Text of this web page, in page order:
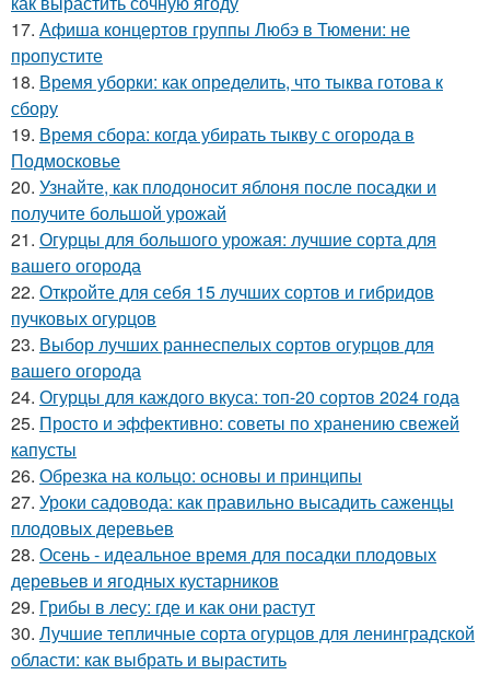
17. Афиша концертов группы Любэ в Тюмени: не
пропустите
18. Время уборки: как определить, что тыква готова к
сбору
19. Время сбора: когда убирать тыкву с огорода в
Подмосковье
20. Узнайте, как плодоносит яблоня после посадки и
получите большой урожай
21. Огурцы для большого урожая: лучшие сорта для
вашего огорода
22. Откройте для себя 15 лучших сортов и гибридов
пучковых огурцов
23. Выбор лучших раннеспелых сортов огурцов для
вашего огорода
24. Огурцы для каждого вкуса: топ-20 сортов 2024 года
25. Просто и эффективно: советы по хранению свежей
капусты
26. Обрезка на кольцо: основы и принципы
27. Уроки садовода: как правильно высадить саженцы
плодовых деревьев
28. Осень - идеальное время для посадки плодовых
деревьев и ягодных кустарников
29. Грибы в лесу: где и как они растут
30. Лучшие тепличные сорта огурцов для ленинградской
области: как выбрать и вырастить